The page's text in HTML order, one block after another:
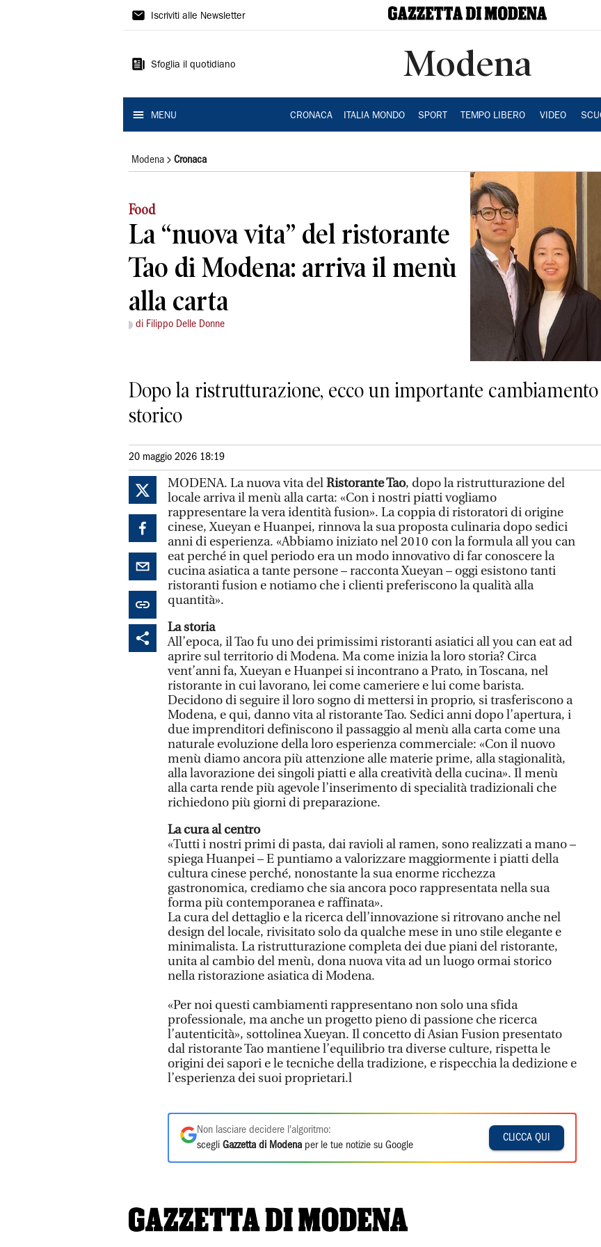
Gazzetta
Modena
Iscriviti alle Newsletter
Sfoglia il quotidiano Modena
MENU CRONACA ITALIA MONDO SPORT TEMPO LIBERO VIDEO
Modena Cronaca
Food
La “nuova vita” del ristorante
Tao di Modena: arriva il menù
alla carta
di Filippo Delle Donne
Dopo la ristrutturazione, ecco un importante
storico
20 maggio 2026 18:19
MODENA. La nuova vita delRistorante Tao, dopo la ristrutturazione del
locale arriva il menù alla carta: «Con i nostri piatti vogliamo
rappresentare la vera identità fusion». La coppia di ristoratori di origine
cinese, Xueyan e Huanpei, rinnova la sua proposta culinaria dopo sedici
anni di esperienza. «Abbiamo iniziato nel 2010 con la formula all you can
eat perché in quel periodo era un modo innovativo di far conoscere la
cucina asiatica a tante persone – racconta Xueyan – oggi esistono tanti
ristoranti fusion e notiamo che i clienti preferiscono la qualità alla
quantità».
La storia
All’epoca, il Tao fu uno dei primissimi ristoranti asiatici all you can eat ad
aprire sul territorio di Modena. Ma come inizia la loro storia? Circa
vent’anni fa, Xueyan e Huanpei si incontrano a Prato, in Toscana, nel
ristorante in cui lavorano, lei come cameriere e lui come barista.
Decidono di seguire il loro sogno di mettersi in proprio, si trasferiscono a
Modena, e qui, danno vita al ristorante Tao. Sedici anni dopo l’apertura, i
due imprenditori definiscono il passaggio al menù alla carta come una
naturale evoluzione della loro esperienza commerciale: «Con il nuovo
menù diamo ancora più attenzione alle materie prime, alla stagionalità,
alla lavorazione dei singoli piatti e alla creatività della cucina». Il menù
alla carta rende più agevole l’inserimento di specialità tradizionali che
richiedono più giorni di preparazione.
La cura al centro
«Tutti i nostri primi di pasta, dai ravioli al ramen, sono realizzati a mano –
spiega Huanpei – E puntiamo a valorizzare maggiormente i piatti della
cultura cinese perché, nonostante la sua enorme ricchezza
gastronomica, crediamo che sia ancora poco rappresentata nella sua
forma più contemporanea e raffinata».
La cura del dettaglio e la ricerca dell’innovazione si ritrovano anche nel
design del locale, rivisitato solo da qualche mese in uno stile elegante e
minimalista. La ristrutturazione completa dei due piani del ristorante,
unita al cambio del menù, dona nuova vita ad un luogo ormai storico
nella ristorazione asiatica di Modena.
«Per noi questi cambiamenti rappresentano non solo una sfida
professionale, ma anche un progetto pieno di passione che ricerca
l’autenticità», sottolinea Xueyan. Il concetto di Asian Fusion presentato
dal ristorante Tao mantiene l’equilibrio tra diverse culture, rispetta le
origini dei sapori e le tecniche della tradizione, e rispecchia la dedizione e
l’esperienza dei suoi proprietari.l
Non lasciare decidere l'algoritmo:
scegli Gazzetta di Modena per le tue notizie su Google
CLICCA QUI